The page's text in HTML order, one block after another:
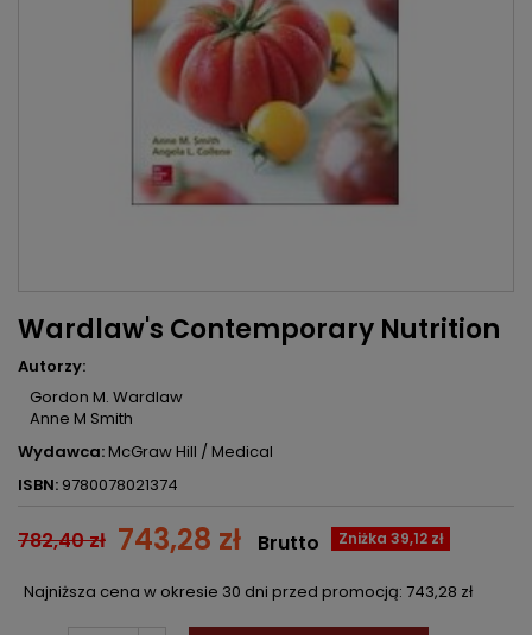
Wardlaw's Contemporary Nutrition
Autorzy:
Gordon M. Wardlaw
Anne M Smith
Wydawca:McGraw Hill / Medical
ISBN: 9780078021374
782,40 zł 743,28 zł Zniżka 39,12 zł
Brutto
Najniższa cena w okresie 30 dni przed promocją: 743,28 zł